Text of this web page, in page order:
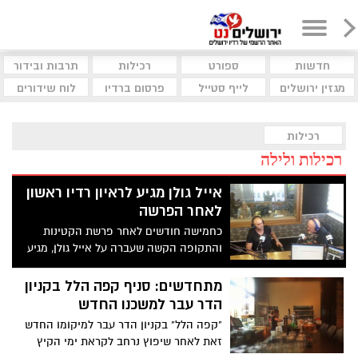
חדשות ספורט רכילות
תרבות ובידור
מגזין ירושלים
לייף סטייל פרסום ברדיו לוח שידורים
רכילות
רכילות ולילה
אייל גולן מגיע לראיון רדיו ראשון
לאחר הפרשה
כחמישה חודשים לאחר פרשת הקטינות
והתקופה הקשה שעברה על אייל גולן, מגיע
היום (ג') גולן להתארח בתכנית 'מנטה' עם ירון
אילן ברדיו ירושלים
מתחדשים: סניף קפה הלל בקניון
הדר עבר למשכנו החדש
"קפה הלל" בקניון הדר עבר למיקומו החדש
זאת לאחר שיפוץ נרחב לקראת ימי הקיץ